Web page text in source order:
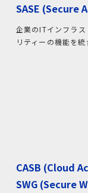
SASE (Secure
企業のITインフラ
リティーの機能を
CASB (Cloud
SWG (Secure